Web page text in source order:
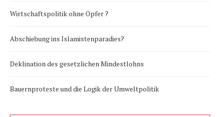
Wirtschaftspolitik ohne Opfer ?
Abschiebung ins Islamistenparadies?
Deklination des gesetzlichen Mindestlohns
Bauernproteste und die Logik der Umweltpolitik